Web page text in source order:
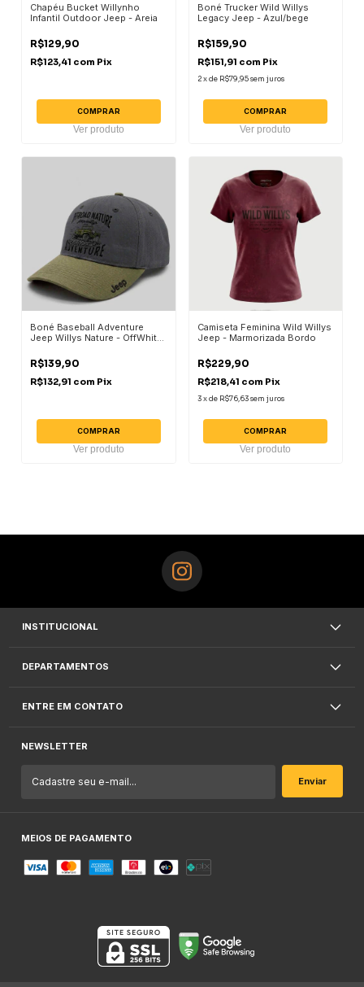
Chapéu Bucket Willynho
Infantil Outdoor Jeep - Areia
R$129,90
R$123,41 com Pix
COMPRAR
Ver produto
Boné Trucker Wild Willys
Legacy Jeep - Azul/bege
R$159,90
R$151,91 com Pix
2 xde R$79,95 sem juros
COMPRAR
Ver produto
Boné Baseball Adventure
Jeep Willys Nature - OffWhite
R$139,90
R$132,91 com Pix
COMPRAR
Ver produto
Camiseta Feminina Wild Willys
Jeep - Marmorizada Bordo
R$229,90
R$218,41 com Pix
3 xde R$76,63 sem juros
COMPRAR
Ver produto
INSTITUCIONAL
DEPARTAMENTOS
ENTRE EM CONTATO
NEWSLETTER
MEIOS DE PAGAMENTO